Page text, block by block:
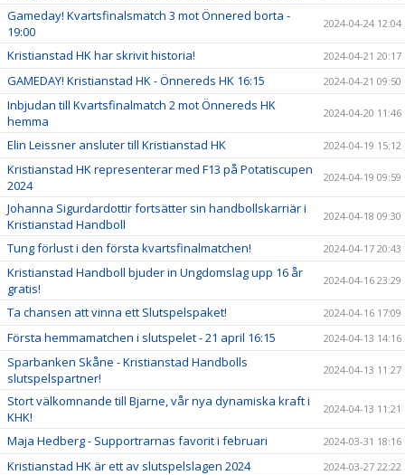
Gameday! Kvartsfinalsmatch 3 mot Önnered borta -
19:00
2024-04-24 12:04
Kristianstad HK har skrivit historia! 2024-04-21 20:17
GAMEDAY! Kristianstad HK - Önnereds HK 16:15 2024-04-21 09:50
Inbjudan till Kvartsfinalmatch 2 mot Önnereds HK
hemma
2024-04-20 11:46
Elin Leissner ansluter till Kristianstad HK 2024-04-19 15:12
Kristianstad HK representerar med F13 på Potatiscupen
2024
2024-04-19 09:59
Johanna Sigurdardottir fortsätter sin handbollskarriär i
Kristianstad Handboll
2024-04-18 09:30
Tung förlust i den första kvartsfinalmatchen! 2024-04-17 20:43
Kristianstad Handboll bjuder in Ungdomslag upp 16 år
gratis!
2024-04-16 23:29
Ta chansen att vinna ett Slutspelspaket! 2024-04-16 17:09
Första hemmamatchen i slutspelet - 21 april 16:15 2024-04-13 14:16
Sparbanken Skåne - Kristianstad Handbolls
slutspelspartner!
2024-04-13 11:27
Stort välkomnande till Bjarne, vår nya dynamiska kraft i
KHK!
2024-04-13 11:21
Maja Hedberg - Supportrarnas favorit i februari 2024-03-31 18:16
Kristianstad HK är ett av slutspelslagen 2024 2024-03-27 22:22